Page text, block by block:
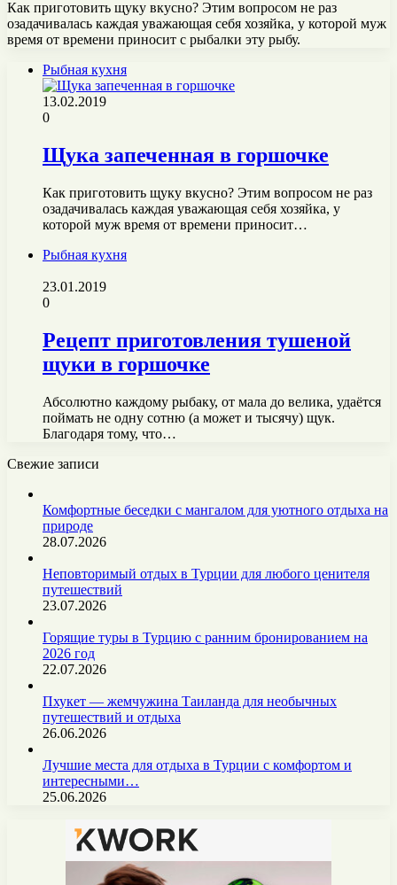
Как приготовить щуку вкусно? Этим вопросом не раз
озадачивалась каждая уважающая себя хозяйка, у которой муж
время от времени приносит с рыбалки эту рыбу.
Рыбная кухня
13.02.2019
0
Щука запеченная в горшочке
Как приготовить щуку вкусно? Этим вопросом не раз
озадачивалась каждая уважающая себя хозяйка, у
которой муж время от времени приносит…
Рыбная кухня
23.01.2019
0
Рецепт приготовления тушеной
щуки в горшочке
Абсолютно каждому рыбаку, от мала до велика, удаётся
поймать не одну сотню (а может и тысячу) щук.
Благодаря тому, что…
Свежие записи
Комфортные беседки с мангалом для уютного отдыха на
природе
28.07.2026
Неповторимый отдых в Турции для любого ценителя
путешествий
23.07.2026
Горящие туры в Турцию с ранним бронированием на
2026 год
22.07.2026
Пхукет — жемчужина Таиланда для необычных
путешествий и отдыха
26.06.2026
Лучшие места для отдыха в Турции с комфортом и
интересными…
25.06.2026